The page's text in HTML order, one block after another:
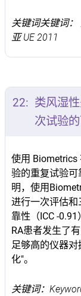
关键词关键词
亚 UE 2011
22: 类风湿
次试验
使用 Biometrics
验的重复试验
明，使用
进行一次评估
靠性（ICC -
RA患者发生了
足够高的仪器
化"。
关键词：